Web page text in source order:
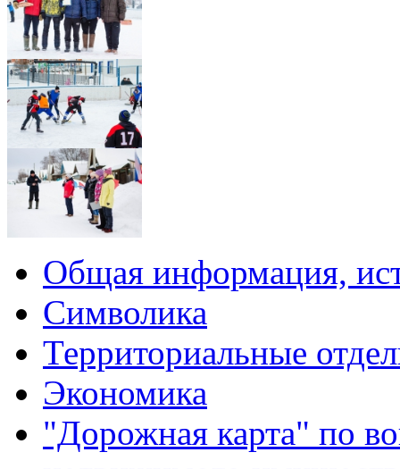
Общая информация,
Символика
Территориальные
Экономика
"Дорожная карта" по